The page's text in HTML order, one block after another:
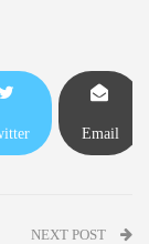
Email
NEXT POST